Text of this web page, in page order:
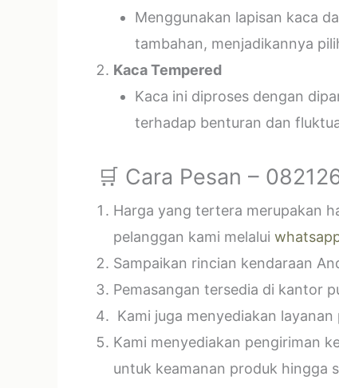
Menggunakan lapisan kaca
tambahan, menjadikannya
Kaca Tempered
Kaca ini diproses dengan
terhadap benturan dan
🛒 Cara Pesan –
Harga yang tertera merupakan
pelanggan kami melalui
Sampaikan rincian kendaraan
Pemasangan tersedia di kantor
Kami juga menyediakan
Kami menyediakan pengiriman
untuk keamanan produk hingga